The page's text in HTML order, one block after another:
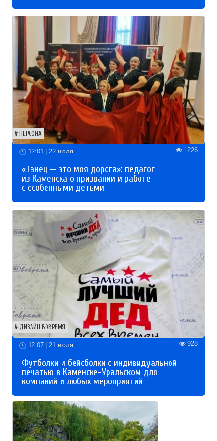
ПЕРСОНА
12:01 | 22 июля 1226
«Танец — это моя дорога»: педагог
из Каменска о призвании и работе
с особенными детьми
ДИЗАЙН ВОВРЕМЯ
12:07 | 21 июля 928
Футболки и бейсболки с индивидуальной
печатью в Каменске-Уральском для
компаний и любых мероприятий